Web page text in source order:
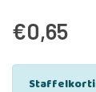
€0,65